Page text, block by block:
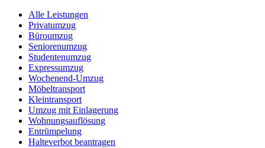
Alle Leistungen
Privatumzug
Büroumzug
Seniorenumzug
Studentenumzug
Expressumzug
Wochenend-Umzug
Möbeltransport
Kleintransport
Umzug mit Einlagerung
Wohnungsauflösung
Entrümpelung
Halteverbot beantragen